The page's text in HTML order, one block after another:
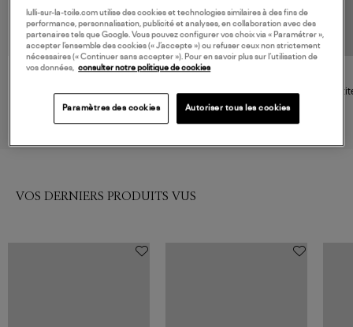
50,00 €
Panna Vanity
50,00 €
Sophie Vanity
VOS DERNIERS PRODUITS VUS
lulli-sur-la-toile.com utilise des cookies et technologies similaires à des fins de
performance, personnalisation, publicité et analyses, en collaboration avec des
partenaires tels que Google. Vous pouvez configurer vos choix via « Paramétrer »,
accepter l’ensemble des cookies (« J’accepte ») ou refuser ceux non strictement
nécessaires (« Continuer sans accepter »). Pour en savoir plus sur l’utilisation de
vos données, consulter notre politique de cookies
Paramètres des cookies Autoriser tous les cookies